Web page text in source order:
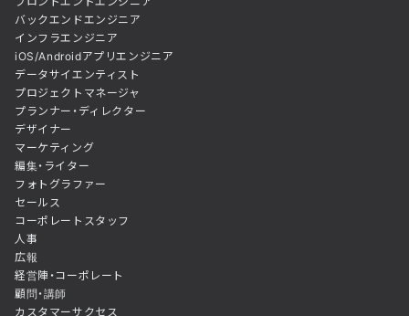
バックエンドエンジニア
インフラエンジニア
iOS/Androidアプリエンジニア
データサイエンティスト
プロジェクトマネージャ
プランナー・ディレクター
デザイナー
マーケティング
編集・ライター
フォトグラファー
セールス
コーポレートスタッフ
人事
広報
経営陣・コーポレート
顧問・講師
カスタマーサクセス